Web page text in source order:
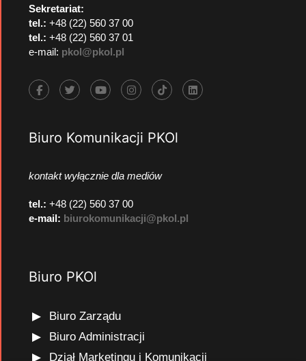
Sekretariat:
tel.: +48 (22) 560 37 00
tel.: +48 (22) 560 37 01
e-mail: pkol@pkol.pl
Biuro Komunikacji PKOl
kontakt wyłącznie dla mediów
tel.: +48 (22) 560 37 00
e-mail: biurokomunikacji@pkol.pl
Biuro PKOl
Biuro Zarządu
Biuro Administracji
Dział Marketingu i Komunikacji